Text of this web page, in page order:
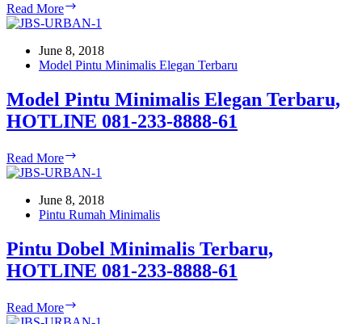
Read More
Pintu
Minimalis
Terbaru,
081-
233-
8888-
June 8, 2018
Model Pintu Minimalis Elegan Terbaru
Model Pintu Minimalis Elegan Terbaru,
HOTLINE 081-233-8888-61
Read More
Pintu
Elegan
Terbaru,
081-
233-
8888-
June 8, 2018
Pintu Rumah Minimalis
Pintu Dobel Minimalis Terbaru,
HOTLINE 081-233-8888-61
Read More
Dobel